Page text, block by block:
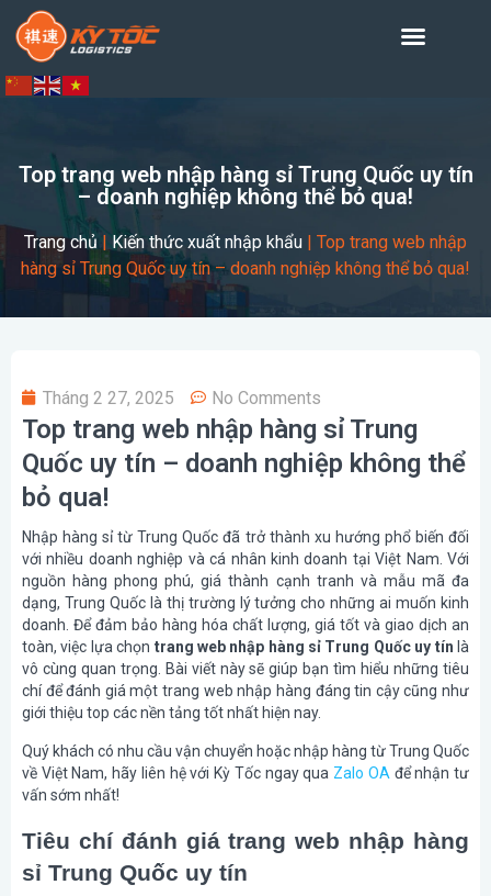
Top trang web nhập hàng sỉ Trung Quốc uy tín
– doanh nghiệp không thể bỏ qua!
Trang chủ | Kiến thức xuất nhập khẩu | Top trang web nhập
hàng sỉ Trung Quốc uy tín – doanh nghiệp không thể bỏ qua!
Tháng 2 27, 2025 No Comments
Top trang web nhập hàng sỉ Trung
Quốc uy tín – doanh nghiệp không thể
bỏ qua!
Nhập hàng sỉ từ Trung Quốc đã trở thành xu hướng phổ biến đối
với nhiều doanh nghiệp và cá nhân kinh doanh tại Việt Nam. Với
nguồn hàng phong phú, giá thành cạnh tranh và mẫu mã đa
dạng, Trung Quốc là thị trường lý tưởng cho những ai muốn kinh
doanh. Để đảm bảo hàng hóa chất lượng, giá tốt và giao dịch an
toàn, việc lựa chọn trang web nhập hàng sỉ Trung Quốc uy tín là
vô cùng quan trọng. Bài viết này sẽ giúp bạn tìm hiểu những tiêu
chí để đánh giá một trang web nhập hàng đáng tin cậy cũng như
giới thiệu top các nền tảng tốt nhất hiện nay.
Quý khách có nhu cầu vận chuyển hoặc nhập hàng từ Trung Quốc
về Việt Nam, hãy liên hệ với Kỳ Tốc ngay qua Zalo OA để nhận tư
vấn sớm nhất!
Tiêu chí đánh giá trang web nhập hàng
sỉ Trung Quốc uy tín